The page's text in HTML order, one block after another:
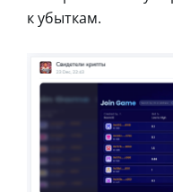
к убыткам.